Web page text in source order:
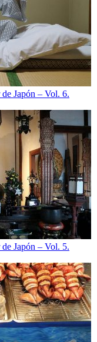
de Japón – Vol. 6.
de Japón – Vol. 5.